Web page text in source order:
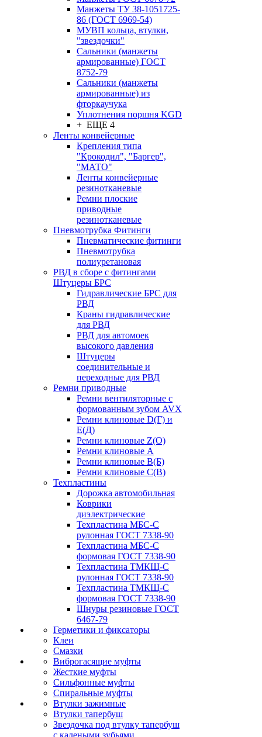
Манжеты ТУ 38-1051725-
86 (ГОСТ 6969-54)
МУВП кольца, втулки,
"звездочки"
Сальники (манжеты
армированные) ГОСТ
8752-79
Сальники (манжеты
армированные) из
фторкаучука
Уплотнения поршня KGD
+ ЕЩЕ 4
Ленты конвейерные
Крепления типа
"Крокодил", "Баргер",
"МАТО"
Ленты конвейерные
резинотканевые
Ремни плоские
приводные
резинотканевые
Пневмотрубка Фитинги
Пневматические фитинги
Пневмотрубка
полиуретановая
РВД в сборе с фитингами
Штуцеры БРС
Гидравлические БРС для
РВД
Краны гидравлические
для РВД
РВД для автомоек
высокого давления
Штуцеры
соединительные и
переходные для РВД
Ремни приводные
Ремни вентиляторные с
формованным зубом AVX
Ремни клиновые D(Г) и
Е(Д)
Ремни клиновые Z(О)
Ремни клиновые А
Ремни клиновые В(Б)
Ремни клиновые С(В)
Техпластины
Дорожка автомобильная
Коврики
диэлектрические
Техпластина МБС-С
рулонная ГОСТ 7338-90
Техпластина МБС-С
формовая ГОСТ 7338-90
Техпластина ТМКЩ-С
рулонная ГОСТ 7338-90
Техпластина ТМКЩ-С
формовая ГОСТ 7338-90
Шнуры резиновые ГОСТ
6467-79
Герметики и фиксаторы
Клеи
Смазки
Виброгасящие муфты
Жесткие муфты
Сильфонные муфты
Спиральные муфты
Втулки зажимные
Втулки тапербуш
Звездочка под втулку тапербуш
c калеными зубьями